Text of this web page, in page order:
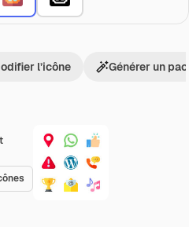
l’icône Générer un